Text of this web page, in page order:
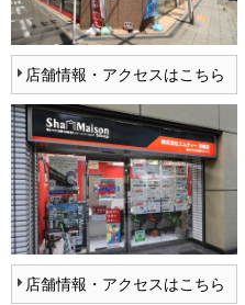
店舗情報・アクセスはこちら
店舗情報・アクセスはこちら